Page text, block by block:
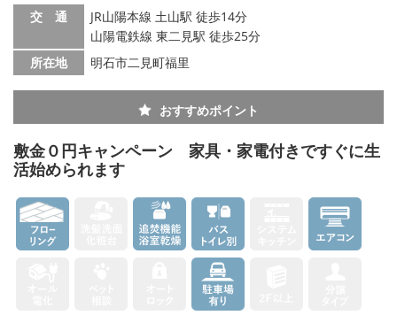
交 通
JR山陽本線 土山駅 徒歩14分
山陽電鉄線 東二見駅 徒歩25分
所在地
明石市二見町福里
おすすめポイント
敷金０円キャンペーン 家具・家電付きですぐに生
活始められます